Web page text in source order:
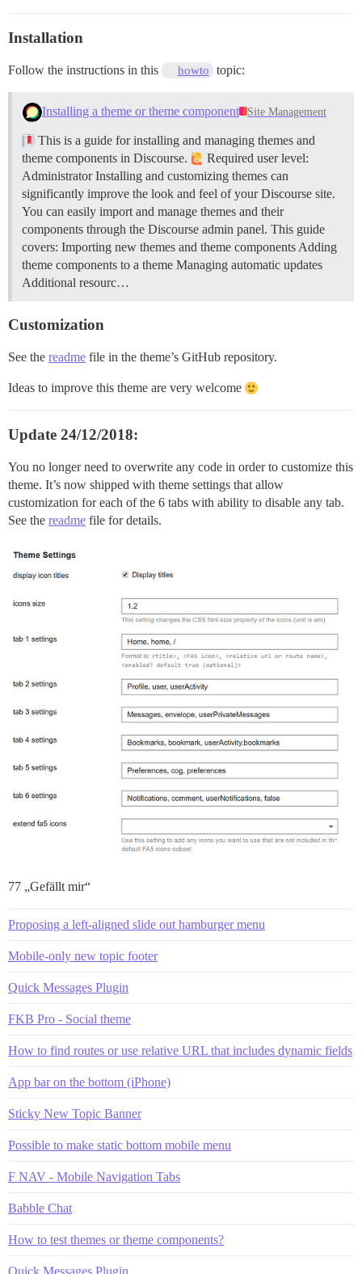
Installation
Follow the instructions in this howto topic:
Installing a theme or theme component Site Management
This is a guide for installing and managing themes and
theme components in Discourse.
Required user level:
Administrator Installing and customizing themes can
significantly improve the look and feel of your Discourse site.
You can easily import and manage themes and their
components through the Discourse admin panel. This guide
covers: Importing new themes and theme components Adding
theme components to a theme Managing automatic updates
Additional resourc…
Customization
See the readme file in the theme’s GitHub repository.
Ideas to improve this theme are very welcome
Update 24/12/2018:
You no longer need to overwrite any code in order to customize this
theme. It’s now shipped with theme settings that allow
customization for each of the 6 tabs with ability to disable any tab.
See the readme file for details.
77 „Gefällt mir“
Proposing a left-aligned slide out hamburger menu
Mobile-only new topic footer
Quick Messages Plugin
FKB Pro - Social theme
How to find routes or use relative URL that includes dynamic fields
App bar on the bottom (iPhone)
Sticky New Topic Banner
Possible to make static bottom mobile menu
F NAV - Mobile Navigation Tabs
Babble Chat
How to test themes or theme components?
Quick Messages Plugin